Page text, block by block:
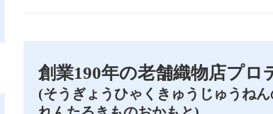
創業190年の老舗織物店プ
(そうぎょうひゃくきゅうじゅうね